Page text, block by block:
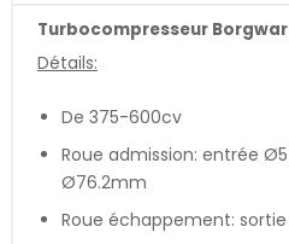
Turbocompresseur
Détails:
De 375-600cv
Roue admission: entrée
Ø76.2mm
Roue échappement: